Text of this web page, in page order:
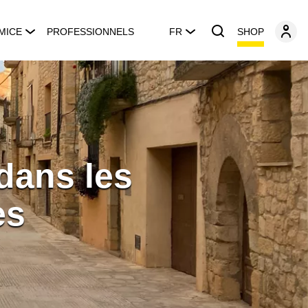
PROFESSIONNELS FR SHOP
les